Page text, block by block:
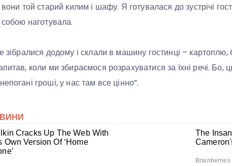
той старий килим і шафу. Я готувалася до зустрічі
наготувала.
зібралися додому і склали в машину гостинці –
коли ми збираємося розрахуватися за їхні речі. Бо,
гроші, у нас там все цінно”.